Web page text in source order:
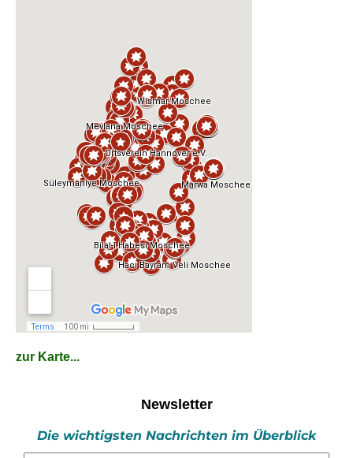
zur Karte...
Newsletter
Die wichtigsten Nachrichten im Überblick